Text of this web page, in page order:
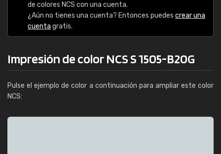
de colores NCS con una cuenta.
¿Aún no tienes una cuenta? Entonces puedes crear una
cuenta gratis.
Impresión de color NCS S 1505-B20G
Pulse el ejemplo de color a continuación para ampliar este color
NCS: